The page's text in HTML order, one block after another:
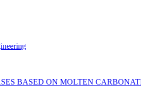
BASED ON MOLTEN